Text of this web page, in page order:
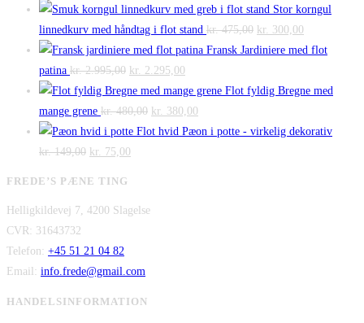
oprindelige
pris
var:
kr. 140,00.
aktuelle
pris
er:
Stor korngul
linnedkurv med håndtag i flot stand kr.475,00 Den
oprindelige
var:
kr. 300,00
aktuelle
er:
Fransk Jardiniere med flot
patina kr.2.995,00 Den
oprindelige
pris
var:
kr. 2.995,00.
kr. 2.295,00
aktuelle
pris
er:
Flot fyldig Bregne med
mange grene kr.480,00 Den
oprindelige
kr. 380,00
aktuelle
Flot hvid Pæon i potte - virkelig dekorativ
kr.149,00 Den
var:
kr. 75,00
er:
FREDE’S PÆNE TING
Helligkildevej 7, 4200 Slagelse
CVR: 31643732
Telefon: +45 51 21 04 82
Email: info.frede@gmail.com
HANDELSINFORMATION